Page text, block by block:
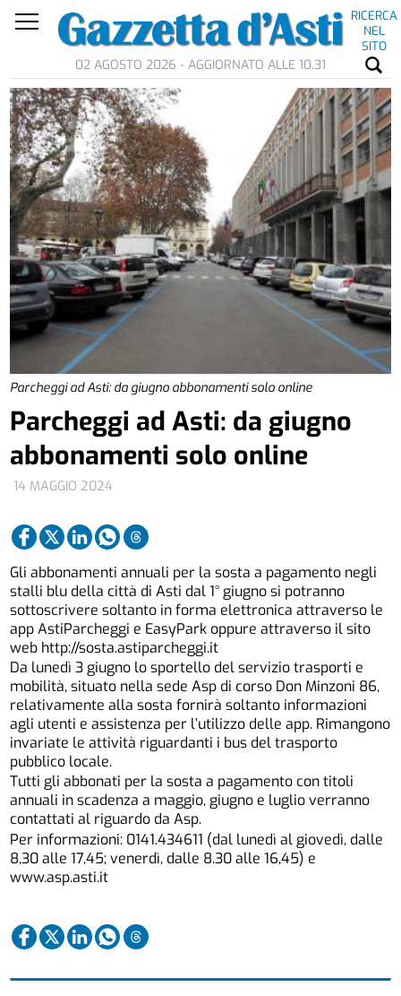
RICERCA
NEL
SITO
02 AGOSTO 2026 - AGGIORNATO ALLE 10.31
Parcheggi ad Asti: da giugno abbonamenti solo online
14 MAGGIO 2024
Parcheggi ad Asti: da giugno
abbonamenti solo online
Gli abbonamenti annuali per la sosta a pagamento negli
stalli blu della città di Asti dal 1° giugno si potranno
sottoscrivere soltanto in forma elettronica attraverso le
app AstiParcheggi e EasyPark oppure attraverso il sito
web http://sosta.astiparcheggi.it
Da lunedì 3 giugno lo sportello del servizio trasporti e
mobilità, situato nella sede Asp di corso Don Minzoni 86,
relativamente alla sosta fornirà soltanto informazioni
agli utenti e assistenza per l’utilizzo delle app. Rimangono
invariate le attività riguardanti i bus del trasporto
pubblico locale.
Tutti gli abbonati per la sosta a pagamento con titoli
annuali in scadenza a maggio, giugno e luglio verranno
contattati al riguardo da Asp.
Per informazioni: 0141.434611 (dal lunedì al giovedì, dalle
8,30 alle 17,45; venerdì, dalle 8.30 alle 16,45) e
www.asp.asti.it